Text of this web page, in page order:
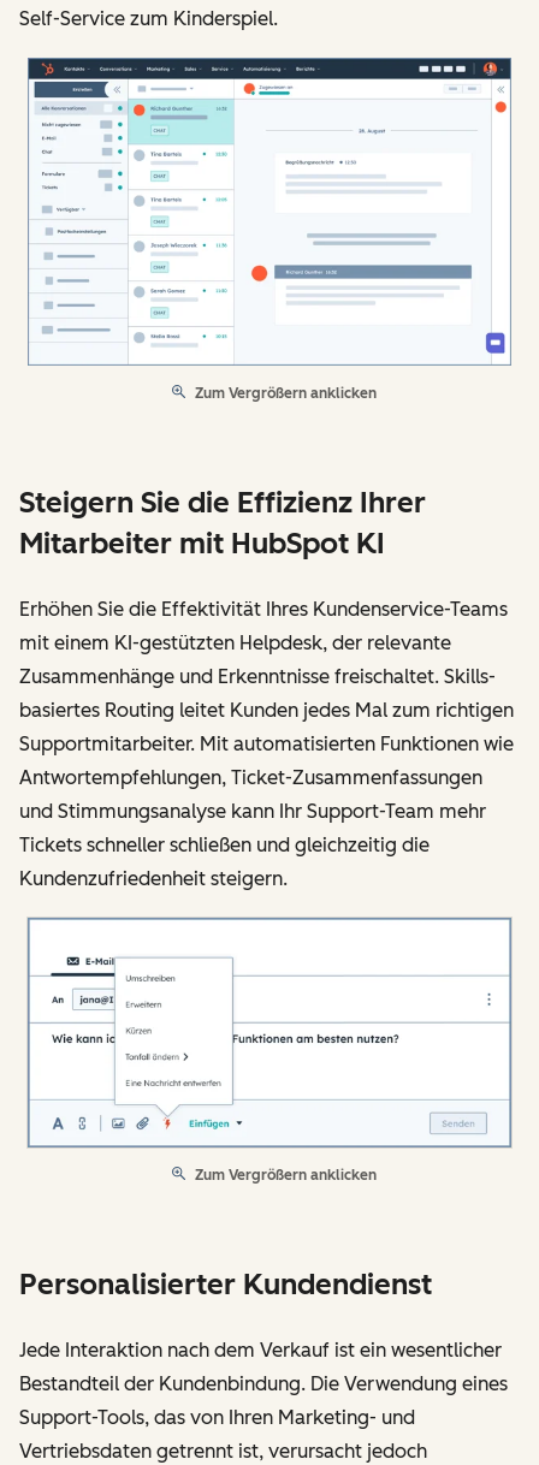
Self-Service zum Kinderspiel.
Zum Vergrößern anklicken
Steigern Sie die Effizienz Ihrer
Mitarbeiter mit HubSpot KI
Erhöhen Sie die Effektivität Ihres Kundenservice-Teams
mit einem KI-gestützten Helpdesk, der relevante
Zusammenhänge und Erkenntnisse freischaltet. Skills-
basiertes Routing leitet Kunden jedes Mal zum richtigen
Supportmitarbeiter. Mit automatisierten Funktionen wie
Antwortempfehlungen, Ticket-Zusammenfassungen
und Stimmungsanalyse kann Ihr Support-Team mehr
Tickets schneller schließen und gleichzeitig die
Kundenzufriedenheit steigern.
Zum Vergrößern anklicken
Personalisierter Kundendienst
Jede Interaktion nach dem Verkauf ist ein wesentlicher
Bestandteil der Kundenbindung. Die Verwendung eines
Support-Tools, das von Ihren Marketing- und
Vertriebsdaten getrennt ist, verursacht jedoch